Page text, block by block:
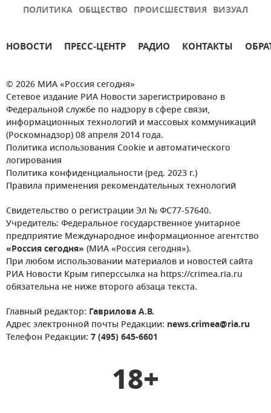
ПОЛИТИКА ОБЩЕСТВО ПРОИСШЕСТВИЯ ВИЗУАЛ
НОВОСТИ ПРЕСС-ЦЕНТР РАДИО КОНТАКТЫ
© 2026 МИА «Россия сегодня»
Сетевое издание РИА Новости зарегистрировано в
Федеральной службе по надзору в сфере связи,
информационных технологий и массовых коммуникаций
(Роскомнадзор) 08 апреля 2014 года.
Политика использования Cookie и автоматического
логирования
Политика конфиденциальности (ред. 2023 г.)
Правила применения рекомендательных технологий
Свидетельство о регистрации Эл № ФС77-57640.
Учредитель: Федеральное государственное унитарное
предприятие Международное информационное агентство
«Россия сегодня» (МИА «Россия сегодня»).
При любом использовании материалов и новостей сайта
РИА Новости Крым гиперссылка на https://crimea.ria.ru
обязательна не ниже второго абзаца текста.
Главный редактор: Гаврилова А.В.
Адрес электронной почты Редакции: news.crimea@ria.ru
Телефон Редакции: 7 (495) 645-6601
18+